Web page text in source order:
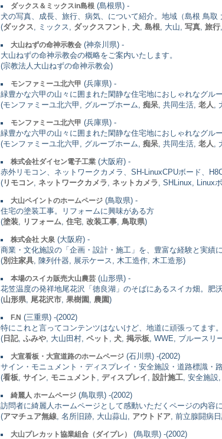
ダックス＆ミックスin島根 (島根県) -
犬の写真、成長、旅行、病気、について紹介。地域（島根 鳥取
(ダックス , ミックス, ダックスフント 犬 島根 , 大山, 写真 旅行
大山ねずの命神示教会 (神奈川県) -
大山ねずの命神示教会の概略をご案内いたします。
(宗教法人大山ねずの命神示教会)
モンファミーユ北六甲 (兵庫県) -
緑豊かな六甲の山々に囲まれた閑静な住宅地におしゃれなグル
(モンファミーユ北六甲, グループホーム, 痴呆 , 共同生活, 老人 ,
モンファミーユ北六甲 (兵庫県) -
緑豊かな六甲の山々に囲まれた閑静な住宅地におしゃれなグル
(モンファミーユ北六甲, グループホーム, 痴呆 , 共同生活, 老人 ,
株式会社ダイセン電子工業 (大阪府) -
赤外リモコン、ネットワークカメラ、SH-LinuxCPUボード、
( リモコン ネットワークカメラ ネットカメラ , SHLinux, Linux
大山ペイントのホームページ (鳥取県) -
住宅の塗装工事。リフォームに興味がある方
(塗装 リフォーム 住宅 改装工事 鳥取県)
株式会社 大泉 (大阪府) -
商業・文化施設の「企画・設計・施工」を、豊富な経験と実績
(別注家具 , 陳列什器, 展示ケース, 木工造作, 木工造形)
本場のスイカ販売大山農芸 (山形県) -
花笠温度の発祥地尾花沢「徳良湖」のそばにあるスイカ畑。肥
(山形県 尾花沢市 果樹園 農園)
F.N (三重県) -(2002)
特にこれと言ってコンテンツはないけど、地道に頑張ってます
( 日記, ふみや , 大山田村, ペット 犬 掲示板 , WWE, ブルースリ
大宣看板・大宣道路のホームページ (石川県) -(2002)
サイン・モニュメント・ディスプレイ・安全施設・道路標識・
(看板 サイン モニュメント ディスプレイ 設計施工 , 安全施
綺麗人 ホームページ (鳥取県) -(2002)
訪問者に綺麗人ホームページとして感動いただくページの内容
(アマチュア無線 , 名所旧跡, 大山蒜山, アウトドア , 前立腺闘病
大山プレカット協業組合（ダイプレ）
(鳥取県) -(2002)